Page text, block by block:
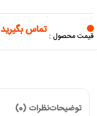
قیمت محصول : تماس بگیرید
توضیحاتنظرات (0)